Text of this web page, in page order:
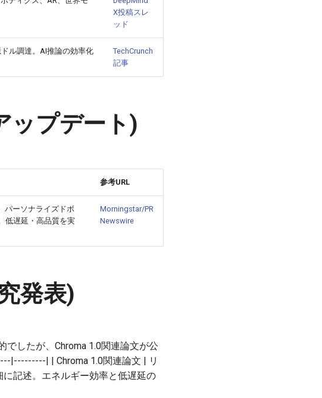
X投稿スレ
ッド
ル調達。AI推論の効率化
TechCrunch
記事
ップデート)
参考URL
パーソナライズドボ
低遅延・高品質を実
Morningstar/PR
Newswire
発表)
したが、Chroma 1.0関連論文が公
|---------| | Chroma 1.0関連論文 | リ
記述。エネルギー効率と低遅延の